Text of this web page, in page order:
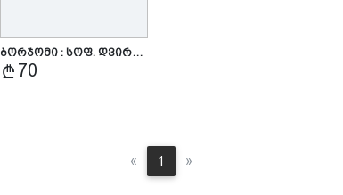
ბორჯომი : სოფ. დვირ…
70
«Previous
1 »Next